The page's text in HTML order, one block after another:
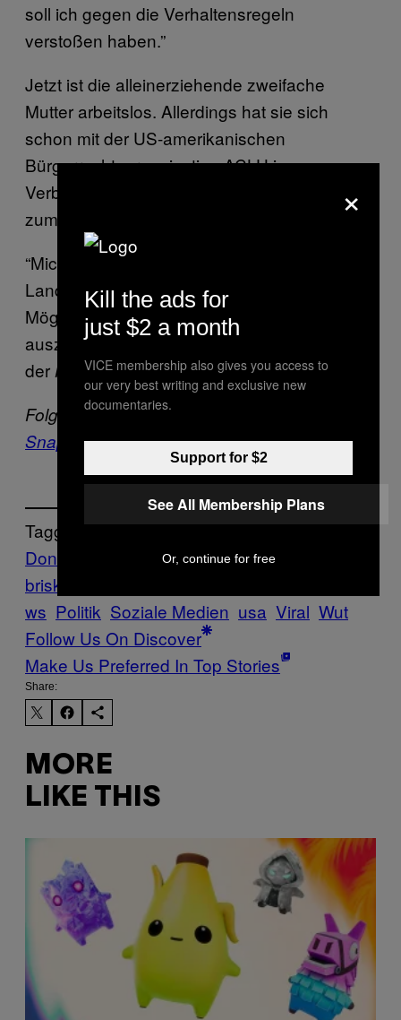
soll ich gegen die Verhaltensregeln
verstoßen haben.”
Jetzt ist die alleinerziehende zweifache
Mutter arbeitslos. Allerdings hat sie sich
schon mit der US-amerikanischen
Bürgerrechtsorganisation ACLU in
Verbindung gesetzt. Und sie bereut es nicht,
zum Anti-Trump-Meme geworden zu sein.
“Mich machen die Entwicklungen in unserem
Land richtig wütend. Ich habe einfach die
Möglichkeit ergriffen, meine Meinung
auszudrücken”, sagte Briskman gegenüber
derHuffPost. “Und ich würde es wieder tun!”
Folge VICE aufFacebook
Snapchat.
Tagged:
Donald Trump
Geste golf Internet
briskman
ws Politik Soziale Medien usa Viral Wut
Follow Us On Discover
Make Us Preferred In Top Stories
Share:
MORE
LIKE THIS
×
Kill the ads for
just $2 a month
VICE membership also gives you access to
our very best writing and exclusive new
documentaries.
Support for $2
See All Membership Plans
Or, continue for free